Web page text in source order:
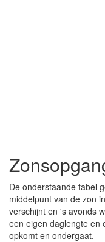
De onderstaande tabel
middelpunt van de zon
verschijnt en 's avonds
een eigen daglengte en
opkomt en ondergaat.